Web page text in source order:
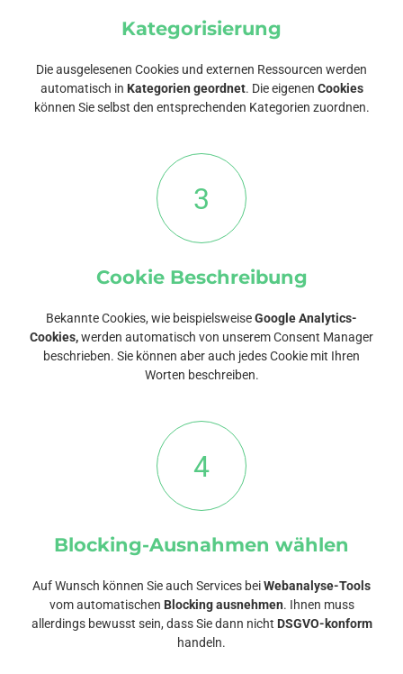
Kategorisierung
Die ausgelesenen Cookies und externen Ressourcen werden
automatisch in Kategorien geordnet. Die eigenen Cookies
können Sie selbst den entsprechenden Kategorien zuordnen.
3
Cookie Beschreibung
Bekannte Cookies, wie beispielsweiseGoogle Analytics-
Cookies,werden automatisch von unserem Consent Manager
beschrieben. Sie können aber auch jedes Cookie mit Ihren
Worten beschreiben.
4
Blocking-Ausnahmen wählen
Auf Wunsch können Sie auch Services beiWebanalyse-Tools
vom automatischen Blocking ausnehmen. Ihnen muss
allerdings bewusst sein, dass Sie dann nicht DSGVO-konform
handeln.